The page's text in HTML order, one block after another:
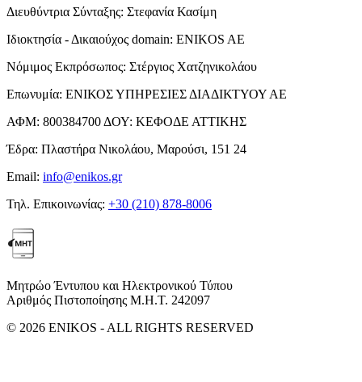
Διευθύντρια Σύνταξης: Στεφανία Κασίμη
Ιδιοκτησία - Δικαιούχος domain: ENIKOS AE
Νόμιμος Εκπρόσωπος: Στέργιος Χατζηνικολάου
Επωνυμία: ΕΝΙΚΟΣ ΥΠΗΡΕΣΙΕΣ ΔΙΑΔΙΚΤΥΟΥ ΑΕ
ΑΦΜ: 800384700 ΔΟΥ: ΚΕΦΟΔΕ ΑΤΤΙΚΗΣ
Έδρα: Πλαστήρα Νικολάου, Μαρούσι, 151 24
Email: info@enikos.gr
Τηλ. Επικοινωνίας: +30 (210) 878-8006
Μητρώο Έντυπου και Ηλεκτρονικού Τύπου
Αριθμός Πιστοποίησης Μ.Η.Τ. 242097
© 2026 ENIKOS - ALL RIGHTS RESERVED